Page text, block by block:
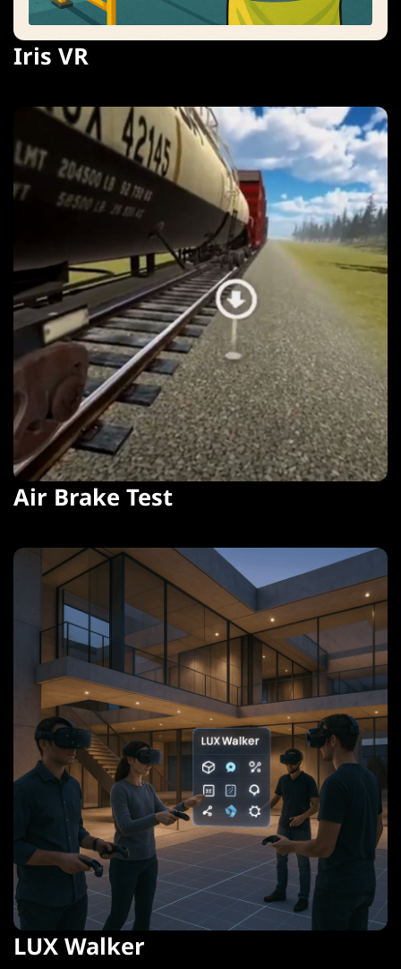
Iris VR
Air Brake Test
LUX Walker